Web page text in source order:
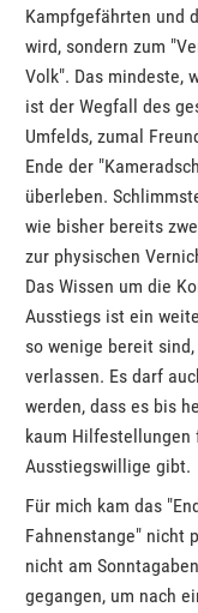
Kampfgefährten und
wird, sondern zum
Volk". Das mindeste,
ist der Wegfall des
Umfelds, zumal
Ende der
überleben.
wie bisher bereits
zur physischen
Das Wissen um die
Ausstiegs ist ein
so wenige bereit
verlassen. Es darf
werden, dass es bis
kaum Hilfestellungen
Ausstiegswillige gibt.
Für mich kam das
Fahnenstange" nicht
nicht am
gegangen, um nach